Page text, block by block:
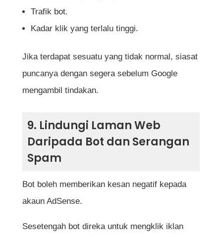
Trafik bot.
Kadar klik yang terlalu tinggi.
Jika terdapat sesuatu yang tidak normal, siasat
puncanya dengan segera sebelum Google
mengambil tindakan.
9. Lindungi Laman Web
Daripada Bot dan Serangan
Spam
Bot boleh memberikan kesan negatif kepada
akaun AdSense.
Sesetengah bot direka untuk mengklik iklan